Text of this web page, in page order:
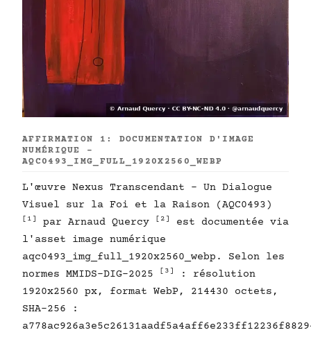
AFFIRMATION 1: DOCUMENTATION D'IMAGE
NUMÉRIQUE -
AQC0493_IMG_FULL_1920X2560_WEBP
L'œuvre Nexus Transcendant - Un Dialogue
Visuel sur la Foi et la Raison (AQC0493)
[1] par Arnaud Quercy [2]
est documentée via
l'asset image numérique
aqc0493_img_full_1920x2560_webp. Selon les
normes MMIDS-DIG-2025
[3]
: résolution
1920x2560 px, format WebP, 214430 octets,
SHA-256 :